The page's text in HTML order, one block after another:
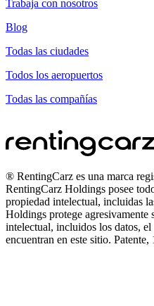
Trabaja con nosotros
Blog
Todas las ciudades
Todos los aeropuertos
Todas las compañías
® RentingCarz es una marca
RentingCarz Holdings posee
propiedad intelectual, incluidas
Holdings protege agresivamente
intelectual, incluidos los datos,
encuentran en este sitio. Patente,